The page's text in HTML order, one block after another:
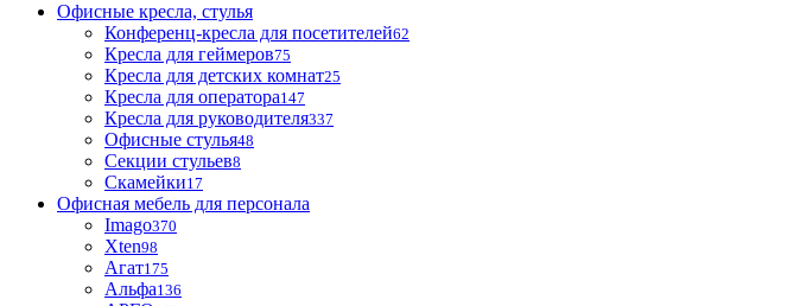
Офисные кресла, стулья
Конференц-кресла для посетителей62
Кресла для геймеров75
Кресла для детских комнат25
Кресла для оператора147
Кресла для руководителя337
Офисные стулья48
Секции стульев8
Скамейки17
Офисная мебель для персонала
Imago370
Xten98
Агат175
Альфа136